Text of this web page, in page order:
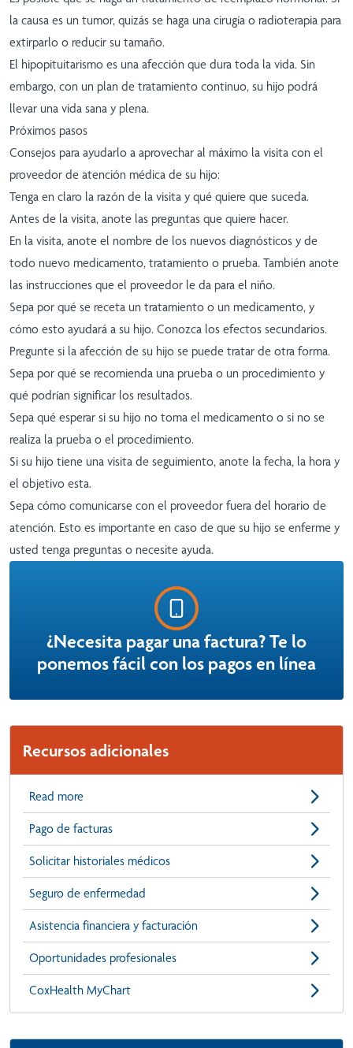
la causa es un tumor, quizás se haga una cirugía o radioterapia para
extirparlo o reducir su tamaño.
El hipopituitarismo es una afección que dura toda la vida. Sin
embargo, con un plan de tratamiento continuo, su hijo podrá
llevar una vida sana y plena.
Próximos pasos
Consejos para ayudarlo a aprovechar al máximo la visita con el
proveedor de atención médica de su hijo:
Tenga en claro la razón de la visita y qué quiere que suceda.
Antes de la visita, anote las preguntas que quiere hacer.
En la visita, anote el nombre de los nuevos diagnósticos y de
todo nuevo medicamento, tratamiento o prueba. También anote
las instrucciones que el proveedor le da para el niño.
Sepa por qué se receta un tratamiento o un medicamento, y
cómo esto ayudará a su hijo. Conozca los efectos secundarios.
Pregunte si la afección de su hijo se puede tratar de otra forma.
Sepa por qué se recomienda una prueba o un procedimiento y
qué podrían significar los resultados.
Sepa qué esperar si su hijo no toma el medicamento o si no se
realiza la prueba o el procedimiento.
Si su hijo tiene una visita de seguimiento, anote la fecha, la hora y
el objetivo esta.
Sepa cómo comunicarse con el proveedor fuera del horario de
atención. Esto es importante en caso de que su hijo se enferme y
usted tenga preguntas o necesite ayuda.
¿Necesita pagar una factura? Te lo
ponemos fácil con los pagos en línea
Recursos adicionales
Read more
Pago de facturas
Solicitar historiales médicos
Seguro de enfermedad
Asistencia financiera y facturación
Oportunidades profesionales
CoxHealth MyChart